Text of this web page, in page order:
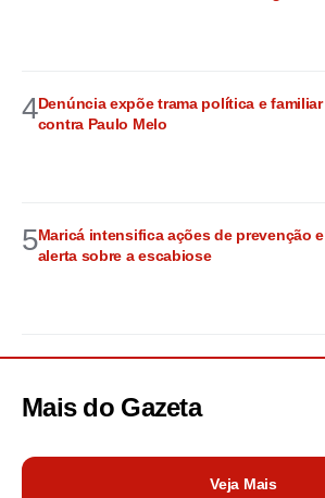
4Denúncia expõe trama política e familiar
contra Paulo Melo
5Maricá intensifica ações de prevenção e
alerta sobre a escabiose
Mais do Gazeta
Veja Mais